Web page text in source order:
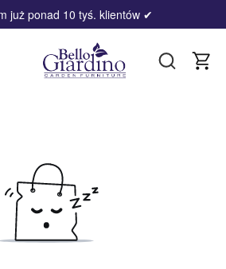
już ponad 10 tyś. klientów ✔
Otwórz